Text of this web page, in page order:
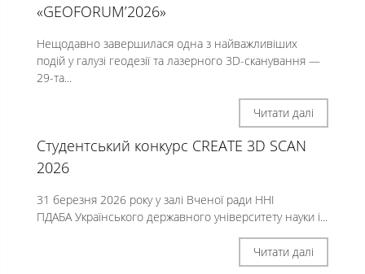
«GEOFORUM’2026»
Нещодавно завершилася одна з найважливіших
подій у галузі геодезії та лазерного 3D-сканування —
29-та...
Читати далі
Студентський конкурс CREATE 3D SCAN
2026
31 березня 2026 року у залі Вченої ради ННІ
ПДАБА Українського державного університету науки і...
Читати далі